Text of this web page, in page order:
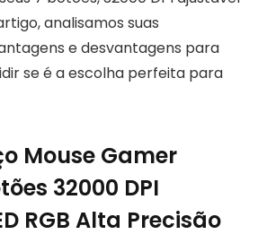
analisamos suas
e desvantagens para
se é a escolha perfeita para
Mouse Gamer
32000 DPI
RGB Alta Precisão